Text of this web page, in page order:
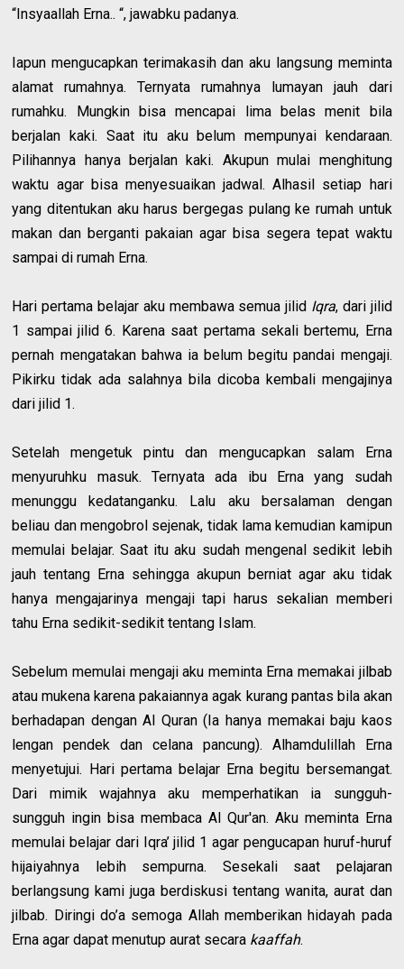
“Insyaallah Erna.. “, jawabku padanya.
Iapun mengucapkan terimakasih dan aku langsung meminta
alamat rumahnya. Ternyata rumahnya lumayan jauh dari
rumahku. Mungkin bisa mencapai lima belas menit bila
berjalan kaki. Saat itu aku belum mempunyai kendaraan.
Pilihannya hanya berjalan kaki. Akupun mulai menghitung
waktu agar bisa menyesuaikan jadwal. Alhasil setiap hari
yang ditentukan aku harus bergegas pulang ke rumah untuk
makan dan berganti pakaian agar bisa segera tepat waktu
sampai di rumah Erna.
Hari pertama belajar aku membawa semua jilid Iqra, dari jilid
1 sampai jilid 6. Karena saat pertama sekali bertemu, Erna
pernah mengatakan bahwa ia belum begitu pandai mengaji.
Pikirku tidak ada salahnya bila dicoba kembali mengajinya
dari jilid 1.
Setelah mengetuk pintu dan mengucapkan salam Erna
menyuruhku masuk. Ternyata ada ibu Erna yang sudah
menunggu kedatanganku. Lalu aku bersalaman dengan
beliau dan mengobrol sejenak, tidak lama kemudian kamipun
memulai belajar. Saat itu aku sudah mengenal sedikit lebih
jauh tentang Erna sehingga akupun berniat agar aku tidak
hanya mengajarinya mengaji tapi harus sekalian memberi
tahu Erna sedikit-sedikit tentang Islam.
Sebelum memulai mengaji aku meminta Erna memakai jilbab
atau mukena karena pakaiannya agak kurang pantas bila akan
berhadapan dengan Al Quran (Ia hanya memakai baju kaos
lengan pendek dan celana pancung). Alhamdulillah Erna
menyetujui. Hari pertama belajar Erna begitu bersemangat.
Dari mimik wajahnya aku memperhatikan ia sungguh-
sungguh ingin bisa membaca Al Qur'an. Aku meminta Erna
memulai belajar dari Iqra’ jilid 1 agar pengucapan huruf-huruf
hijaiyahnya lebih sempurna. Sesekali saat pelajaran
berlangsung kami juga berdiskusi tentang wanita, aurat dan
jilbab. Diringi do’a semoga Allah memberikan hidayah pada
Erna agar dapat menutup aurat secara kaaffah.